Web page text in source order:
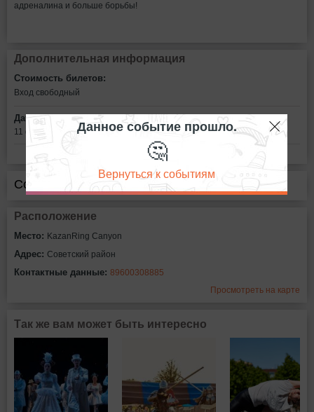
адреналина и больше борьбы!
Дополнительная информация
Стоимость билетов:
Вход свободный
Дата:
11 февраля в 12:00
Сообщить об ошибке
Расположение
Место: KazanRing Canyon
Адрес: Советский район
Контактные данные: 89600308885
Просмотреть на карте
Так же вам может быть интересно
Данное событие прошло.
🤔
Вернуться к событиям